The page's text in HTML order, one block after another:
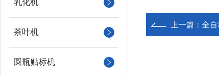
乳化机
茶叶机
圆瓶贴标机
上一篇： 全